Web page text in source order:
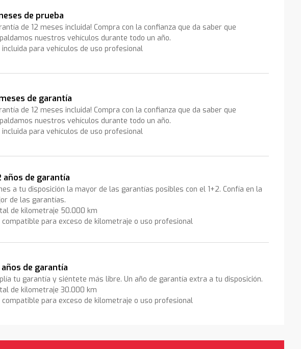
de prueba
de 12 meses incluida! Compra con la confianza que da saber que
nuestros vehículos durante todo un año.
incluida para vehículos de uso profesional
de garantía
de 12 meses incluida! Compra con la confianza que da saber que
nuestros vehículos durante todo un año.
incluida para vehículos de uso profesional
años de garantía
a tu disposición la mayor de las garantías posibles con el 1+2. Confía en la
de las garantías.
de kilometraje 50.000 km
compatible para exceso de kilometraje o uso profesional
años de garantía
tu garantía y siéntete más libre. Un año de garantía extra a tu disposición.
de kilometraje 30.000 km
compatible para exceso de kilometraje o uso profesional